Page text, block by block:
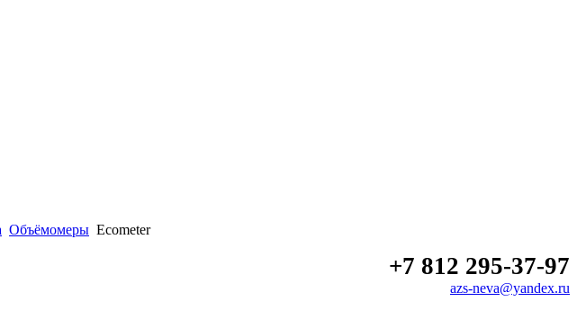
Объёмомеры Ecometer
+7 812 295-37-97
azs-neva@yandex.ru